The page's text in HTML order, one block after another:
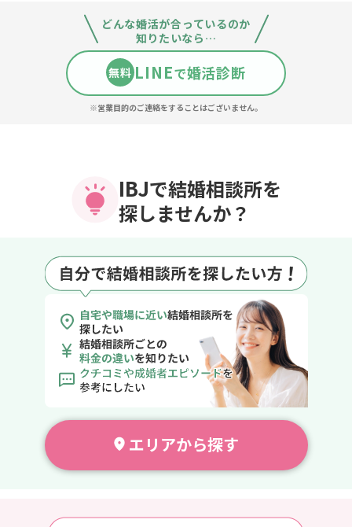
どんな婚活が合っているのか
知りたいなら…
無料LINEで婚活診断
※営業目的のご連絡をすることはございません。
IBJで結婚相談所を
探しませんか？
エリ アから探す